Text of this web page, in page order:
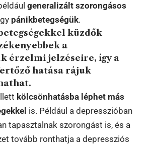
generalizált szorongásos
pánikbetegségük.
küzdők
a
érzelmi jelzéseire, így a
hatása rájuk
kölcsönhatásba léphet más
is. Például a depresszióban
tapasztalnak szorongást is, és a
tovább ronthatja a depressziós